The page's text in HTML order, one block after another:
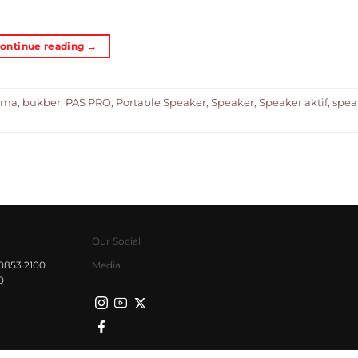
reading →
, bukber, PAS PRO, Portable Speaker, Speaker, Speaker aktif,
2100
Our Social
Media